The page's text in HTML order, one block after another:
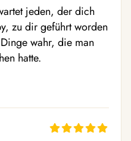
jeden, der dich
zu dir geführt worden
wahr, die man
hatte.